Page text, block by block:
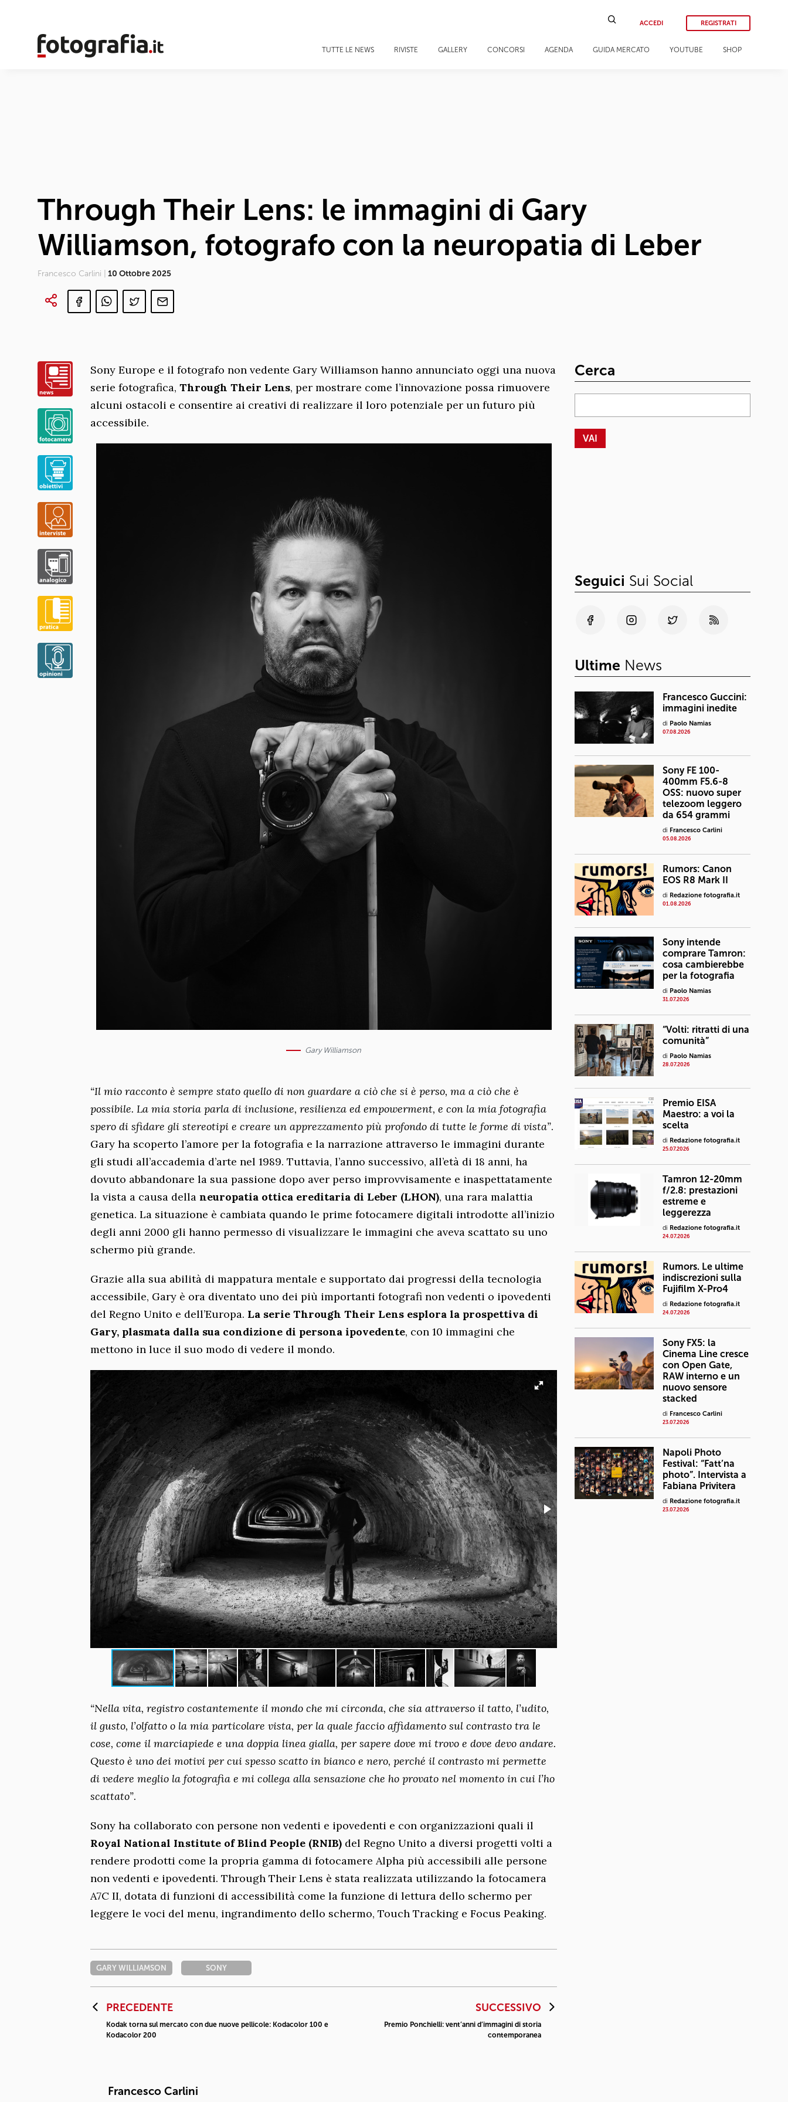
ACCEDI REGISTRATI
TUTTE LE NEWS RIVISTE GALLERY CONCORSI AGENDA GUIDA MERCATO YOUTUBE SHOP
Through Their Lens: le immagini di Gary
Williamson, fotografo con la neuropatia di Leber
Francesco Carlini | 10 Ottobre 2025
Sony Europe e il fotografo non vedente Gary Williamson hanno annunciato oggi una nuova
serie fotografica, Through Their Lens, per mostrare come l’innovazione possa rimuovere
alcuni ostacoli e consentire ai creativi di realizzare il loro potenziale per un futuro più
accessibile.
Gary Williamson
“Il mio racconto è sempre stato quello di non guardare a ciò che si è perso, ma a ciò che è
possibile. La mia storia parla di inclusione, resilienza ed empowerment, e con la mia fotografia
spero di sfidare gli stereotipi e creare un apprezzamento più profondo di tutte le forme di vista”.
Gary ha scoperto l’amore per la fotografia e la narrazione attraverso le immagini durante
gli studi all’accademia d’arte nel 1989. Tuttavia, l’anno successivo, all’età di 18 anni, ha
dovuto abbandonare la sua passione dopo aver perso improvvisamente e inaspettatamente
la vista a causa della neuropatia ottica ereditaria di Leber (LHON), una rara malattia
genetica. La situazione è cambiata quando le prime fotocamere digitali introdotte all’inizio
degli anni 2000 gli hanno permesso di visualizzare le immagini che aveva scattato su uno
schermo più grande.
Grazie alla sua abilità di mappatura mentale e supportato dai progressi della tecnologia
accessibile, Gary è ora diventato uno dei più importanti fotografi non vedenti o ipovedenti
del Regno Unito e dell’Europa. La serie Through Their Lens esplora la prospettiva di
Gary, plasmata dalla sua condizione di persona ipovedente, con 10 immagini che
mettono in luce il suo modo di vedere il mondo.
“Nella vita, registro costantemente il mondo che mi circonda, che sia attraverso il tatto, l’udito,
il gusto, l’olfatto o la mia particolare vista, per la quale faccio affidamento sul contrasto tra le
cose, come il marciapiede e una doppia linea gialla, per sapere dove mi trovo e dove devo andare.
Questo è uno dei motivi per cui spesso scatto in bianco e nero, perché il contrasto mi permette
di vedere meglio la fotografia e mi collega alla sensazione che ho provato nel momento in cui l’ho
scattato”.
Sony ha collaborato con persone non vedenti e ipovedenti e con organizzazioni quali il
Royal National Institute of Blind People (RNIB) del Regno Unito a diversi progetti volti a
rendere prodotti come la propria gamma di fotocamere Alpha più accessibili alle persone
non vedenti e ipovedenti. Through Their Lens è stata realizzata utilizzando la fotocamera
A7C II, dotata di funzioni di accessibilità come la funzione di lettura dello schermo per
leggere le voci del menu, ingrandimento dello schermo, Touch Tracking e Focus Peaking.
GARY WILLIAMSON SONY
PRECEDENTE
Kodak torna sul mercato con due nuove pellicole: Kodacolor 100 e
Kodacolor 200
SUCCESSIVO
Premio Ponchielli: vent’anni d’immagini di storia
contemporanea
Francesco Carlini
Cerca
Seguici Sui Social
Ultime News
Francesco Guccini:
immagini inedite
di Paolo Namias
07.08.2026
Sony FE 100-
400mm F5.6-8
OSS: nuovo super
telezoom leggero
da 654 grammi
di Francesco Carlini
05.08.2026
Rumors: Canon
EOS R8 Mark II
di Redazione fotografia.it
01.08.2026
Sony intende
comprare Tamron:
cosa cambierebbe
per la fotografia
di Paolo Namias
31.07.2026
“Volti: ritratti di una
comunità”
di Paolo Namias
28.07.2026
Premio EISA
Maestro: a voi la
scelta
di Redazione fotografia.it
25.07.2026
Tamron 12-20mm
f/2.8: prestazioni
estreme e
leggerezza
di Redazione fotografia.it
24.07.2026
Rumors. Le ultime
indiscrezioni sulla
Fujifilm X-Pro4
di Redazione fotografia.it
24.07.2026
Sony FX5: la
Cinema Line cresce
con Open Gate,
RAW interno e un
nuovo sensore
stacked
di Francesco Carlini
23.07.2026
Napoli Photo
Festival: “Fatt’na
photo”. Intervista a
Fabiana Privitera
di Redazione fotografia.it
23.07.2026